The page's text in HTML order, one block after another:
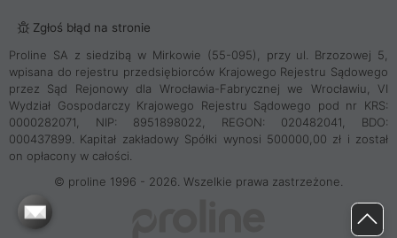
Zgłoś błąd na stronie
Proline SA z siedzibą w Mirkowie (55-095), przy ul. Brzozowej 5,
wpisana do rejestru przedsiębiorców Krajowego Rejestru Sądowego
przez Sąd Rejonowy dla Wrocławia-Fabrycznej we Wrocławiu, VI
Wydział Gospodarczy Krajowego Rejestru Sądowego pod nr KRS:
0000282071, NIP: 8951898022, REGON: 020482041, BDO:
000437899. Kapitał zakładowy Spółki wynosi 500000,00 zł i został
on opłacony w całości.
© proline 1996 - 2026. Wszelkie prawa zastrzeżone.